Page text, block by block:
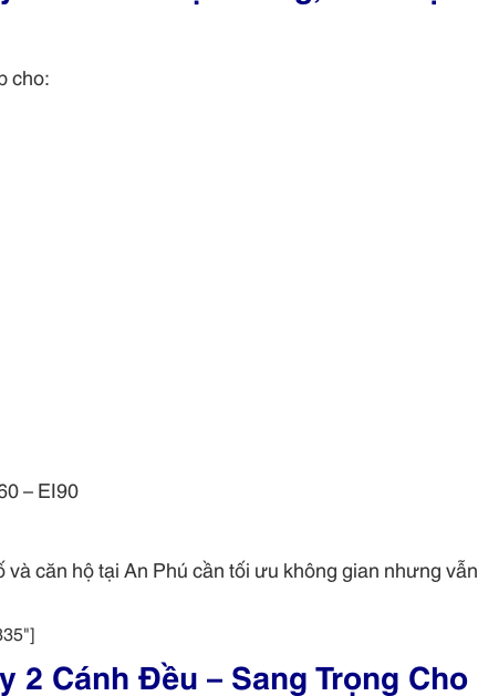
cho:
– EI90
căn hộ tại An Phú cần tối ưu không gian nhưng vẫn
2 Cánh Đều – Sang Trọng Cho